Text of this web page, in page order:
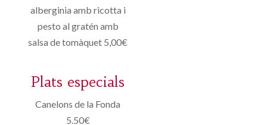
alberginia amb ricotta i
pesto al gratén amb
salsa de tomàquet 5,00€
Plats especials
Canelons de la Fonda
5.50€